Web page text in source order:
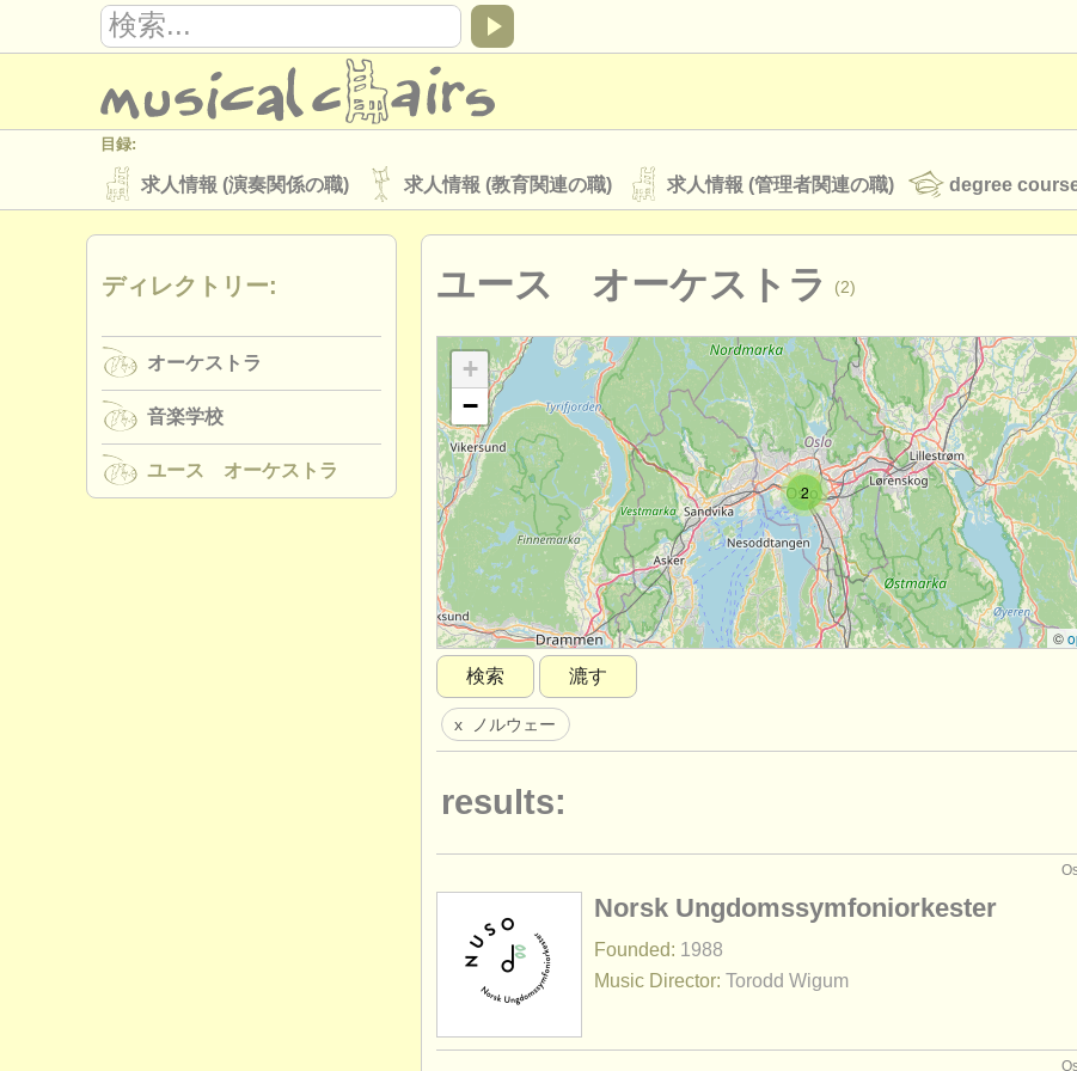
目録:
求人情報 (演奏関係の職) 求人情報 (教育関連の職) 求人情報 (管理者関連の職) degree
楽器の販売 盗まれた楽器
ディレクトリー:
musicalchairs:
musicalchairsについて お問い合わせ rss feeds クラシック音楽ニュース
出版社:
掲載方法 find out about ourATS ATS faq ログイン
ユース オーケストラ (2)
2
+
−
©
検索
漉す
x ノルウェー
results:
Norsk Ungdomssymfoniorkester
Founded: 1988
Music Director: Torodd Wigum
ディレクトリー:
オーケストラ
音楽学校
ユース オーケストラ